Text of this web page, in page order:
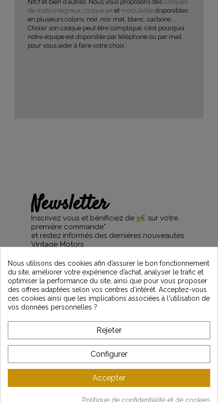
N87 et bien d’autres. Nous vous proposons des casques
de moto intégraux casque jet et modulable disponibles
en plusieurs coloris: noir, noir mat, blanc, carbone...
Choisir son casque peut être compliqué, c’est pourquoi
notre équipe est disponible par téléphone ou par mail
pour vous aider à faire votre choix.
Newsletter
Inscrivez vous et bénificiez de 5€ sur votre
première commande*
et restez informés des dernières nouveautés
Vintage Motors
*Dès 99€ d'achat. En vous abonnant à notre newsletter, vous reconnaissez avoir pris
connaissance de notre politique de gestion des données personnelles et vous
l'acceptez.
SERVICE CLIENT
DERNIÈRES ACTUALITÉS
Nous utilisons des cookies afin d’assurer le bon fonctionnement
du site, améliorer votre expérience d’achat, analyser le trafic et
optimiser la performance du site, ainsi que pour vous proposer
des offres adaptées selon vos centres d’intérêt. Acceptez-vous
ces cookies ainsi que les implications associées à l'utilisation de
vos données personnelles ?
Rejeter
Configurer
Accepter
Politique de confidentialité et de cookies